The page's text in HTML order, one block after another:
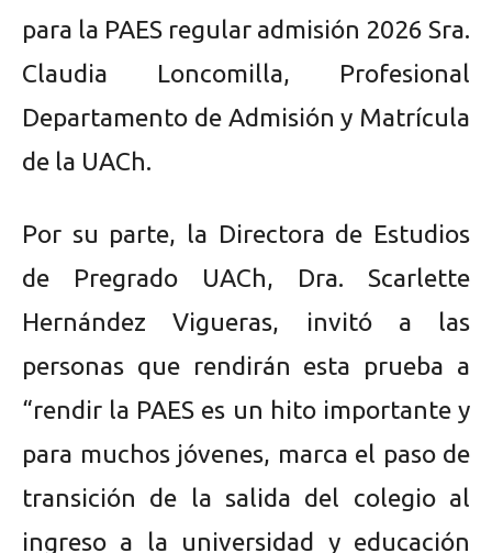
para la PAES regular admisión 2026 Sra.
Claudia Loncomilla, Profesional
Departamento de Admisión y Matrícula
de la UACh.
Por su parte, la Directora de Estudios
de Pregrado UACh, Dra. Scarlette
Hernández Vigueras, invitó a las
personas que rendirán esta prueba a
“rendir la PAES es un hito importante y
para muchos jóvenes, marca el paso de
transición de la salida del colegio al
ingreso a la universidad y educación